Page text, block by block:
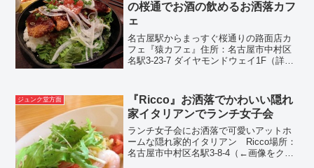
の桜通でお酒の飲めるお洒落カフ
ェ
名古屋駅からまっすぐ桜通りの路面店カ
フェ『猿カフェ』住所：名古屋市中村区
名駅3-23-7 ダイヤモンドウェイ1F（詳し
としたらもっとも遠い位置にあるとおも
います。 徒歩...
ジュンク堂方面
『Ricco』お洒落でかわいい隠れ
家イタリアンでランチ女子会
ランチ女子会にお洒落で可愛いアットホ
ームな隠れ家的イタリアン Ricco場所：
名古屋市中村区名駅3-8-4（←画像をクリ